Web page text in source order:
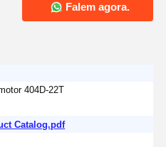
Falem agora.
404D-22T
Catalog.pdf